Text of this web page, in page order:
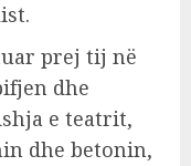
prej tij në
dhe
e teatrit,
dhe betonin,